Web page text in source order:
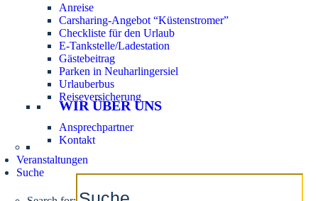
Anreise
Carsharing-Angebot “Küstenstromer”
Checkliste für den Urlaub
E-Tankstelle/Ladestation
Gästebeitrag
Parken in Neuharlingersiel
Urlauberbus
Reiseversicherung
WIR ÜBER UNS
Ansprechpartner
Kontakt
Veranstaltungen
Suche